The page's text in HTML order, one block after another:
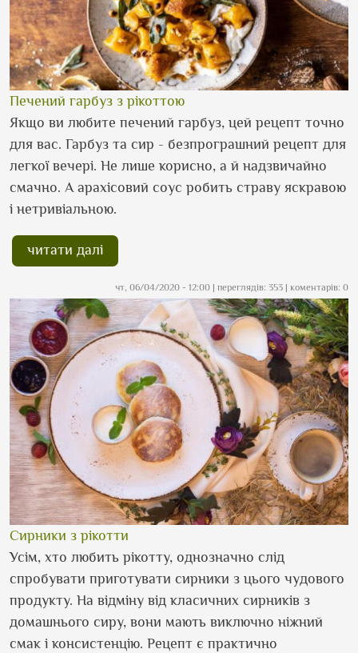
Печений гарбуз з рікоттою
Якщо ви любите печений гарбуз, цей рецепт точно
для вас. Гарбуз та сир - безпрограшний рецепт для
легкої вечері. Не лише корисно, а й надзвичайно
смачно. А арахісовий соус робить страву яскравою
і нетривіальною.
читати далі
чт, 06/04/2020 - 12:00 | переглядів: 353 | коментарів: 0
Сирники з рікотти
Усім, хто любить рікотту, однозначно слід
спробувати приготувати сирники з цього чудового
продукту. На відміну від класичних сирників з
домашнього сиру, вони мають виключно ніжний
смак і консистенцію. Рецепт є практично